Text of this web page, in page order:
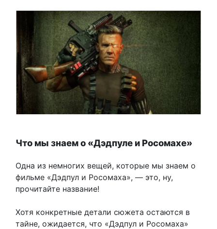
Что мы знаем о «Дэдпуле и Росомахе»
Одна из немногих вещей, которые мы знаем о
фильме «Дэдпул и Росомаха», — это, ну,
прочитайте название!
Хотя конкретные детали сюжета остаются в
тайне, ожидается, что «Дэдпул и Росомаха»